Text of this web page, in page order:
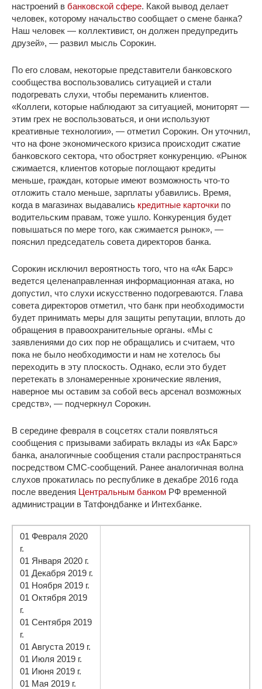
настроений в банковской сфере. Какой вывод делает
человек, которому начальство сообщает о смене банка?
Наш человек — коллективист, он должен предупредить
друзей», — развил мысль Сорокин.
По его словам, некоторые представители банковского
сообщества воспользовались ситуацией и стали
подогревать слухи, чтобы переманить клиентов.
«Коллеги, которые наблюдают за ситуацией, мониторят —
этим грех не воспользоваться, и они используют
креативные технологии», — отметил Сорокин. Он уточнил,
что на фоне экономического кризиса происходит сжатие
банковского сектора, что обостряет конкуренцию. «Рынок
сжимается, клиентов которые поглощают кредиты
меньше, граждан, которые имеют возможность что-то
отложить стало меньше, зарплаты убавились. Время,
когда в магазинах выдавались кредитные карточки по
водительским правам, тоже ушло. Конкуренция будет
повышаться по мере того, как сжимается рынок», —
пояснил председатель совета директоров банка.
Сорокин исключил вероятность того, что на «Ак Барс»
ведется целенаправленная информационная атака, но
допустил, что слухи искусственно подогреваются. Глава
совета директоров отметил, что банк при необходимости
будет принимать меры для защиты репутации, вплоть до
обращения в правоохранительные органы. «Мы с
заявлениями до сих пор не обращались и считаем, что
пока не было необходимости и нам не хотелось бы
переходить в эту плоскость. Однако, если это будет
перетекать в злонамеренные хронические явления,
наверное мы оставим за собой весь арсенал возможных
средств», — подчеркнул Сорокин.
В середине февраля в соцсетях стали появляться
сообщения с призывами забирать вклады из «Ак Барс»
банка, аналогичные сообщения стали распространяться
посредством СМС-сообщений. Ранее аналогичная волна
слухов прокатилась по республике в декабре 2016 года
после введения Центральным банком РФ временной
администрации в Татфондбанке и Интехбанке.
01 Февраля 2020
г.
01 Января 2020 г.
01 Декабря 2019 г.
01 Ноября 2019 г.
01 Октября 2019
г.
01 Сентября 2019
г.
01 Августа 2019 г.
01 Июля 2019 г.
01 Июня 2019 г.
01 Мая 2019 г.